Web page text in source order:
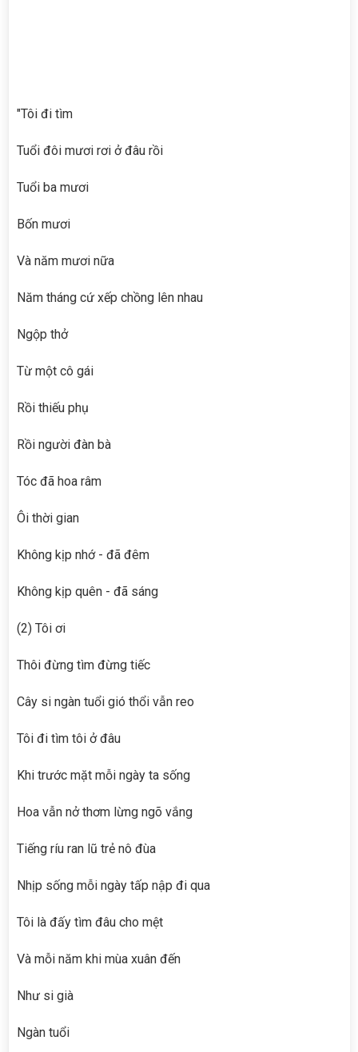
"Tôi đi tìm
Tuổi đôi mươi rơi ở đâu rồi
Tuổi ba mươi
Bốn mươi
Và năm mươi nữa
Năm tháng cứ xếp chồng lên nhau
Ngộp thở
Từ một cô gái
Rồi thiếu phụ
Rồi người đàn bà
Tóc đã hoa râm
Ôi thời gian
Không kịp nhớ - đã đêm
Không kịp quên - đã sáng
(2) Tôi ơi
Thôi đừng tìm đừng tiếc
Cây si ngàn tuổi gió thổi vẫn reo
Tôi đi tìm tôi ở đâu
Khi trước mặt mỗi ngày ta sống
Hoa vẫn nở thơm lừng ngõ vắng
Tiếng ríu ran lũ trẻ nô đùa
Nhịp sống mỗi ngày tấp nập đi qua
Tôi là đấy tìm đâu cho mệt
Và mỗi năm khi mùa xuân đến
Như si già
Ngàn tuổi